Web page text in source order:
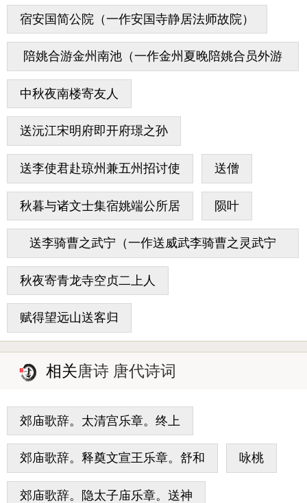
宿安国简公院（一作安国寺静居法师故院）
陪姚合游金州南池（一作金州夏晚陪姚合员外游
中秋夜南楼寄友人
送沅江宋明府即开府璟之孙
送李使君赴琼州兼五州招讨使 送僧
秋暮与诸文士集宿姚端公所居 陨叶
送李骑曹之武宁（一作送威武李骑曹之灵武宁
省）
秋夜寄青龙寺空贞二上人
赋得望远山送客归
相关唐诗 唐代诗词
郊庙歌辞。太清宫乐章。终上
郊庙歌辞。释奠文宣王乐章。舒和 咏桃
郊庙歌辞。隐太子庙乐章。送神